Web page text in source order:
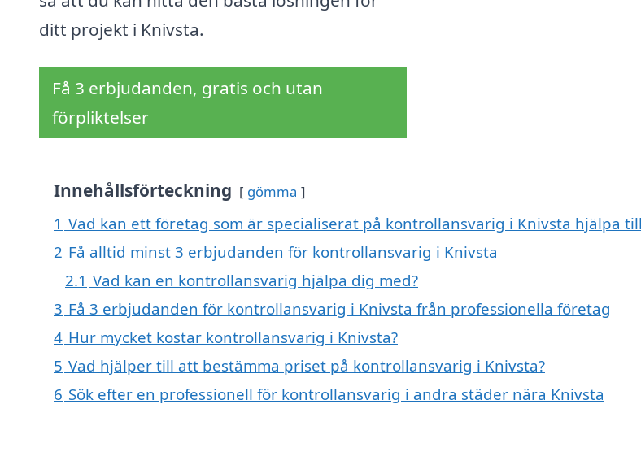
ditt projekt i Knivsta.
Få 3 erbjudanden, gratis och utan
förpliktelser
Innehållsförteckning gömma
1 Vad kan ett företag som är specialiserat på kontrollansvarig i Knivsta hjälpa
2 Få alltid minst 3 erbjudanden för kontrollansvarig i Knivsta
2.1 Vad kan en kontrollansvarig hjälpa dig med?
3 Få 3 erbjudanden för kontrollansvarig i Knivsta från professionella företag
4 Hur mycket kostar kontrollansvarig i Knivsta?
5 Vad hjälper till att bestämma priset på kontrollansvarig i Knivsta?
6 Sök efter en professionell för kontrollansvarig i andra städer nära Knivsta